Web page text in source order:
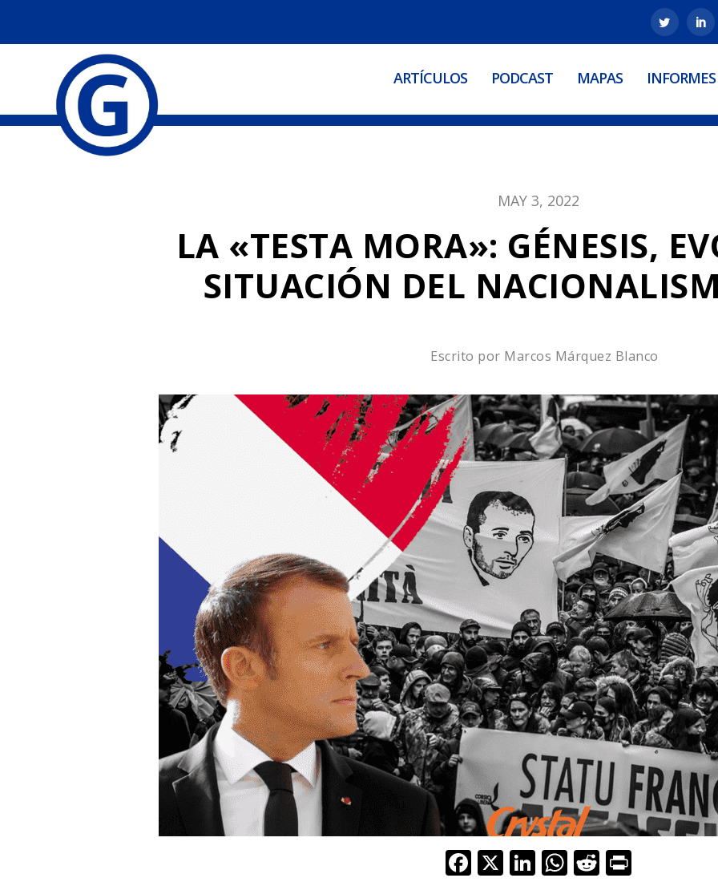
ARTÍCULOS PODCAST MAPAS INFORMES
MAY 3, 2022
LA «TESTA MORA»: GÉNESIS,
SITUACIÓN DEL
Escrito por Marcos Márquez Blanco
F X Li W R